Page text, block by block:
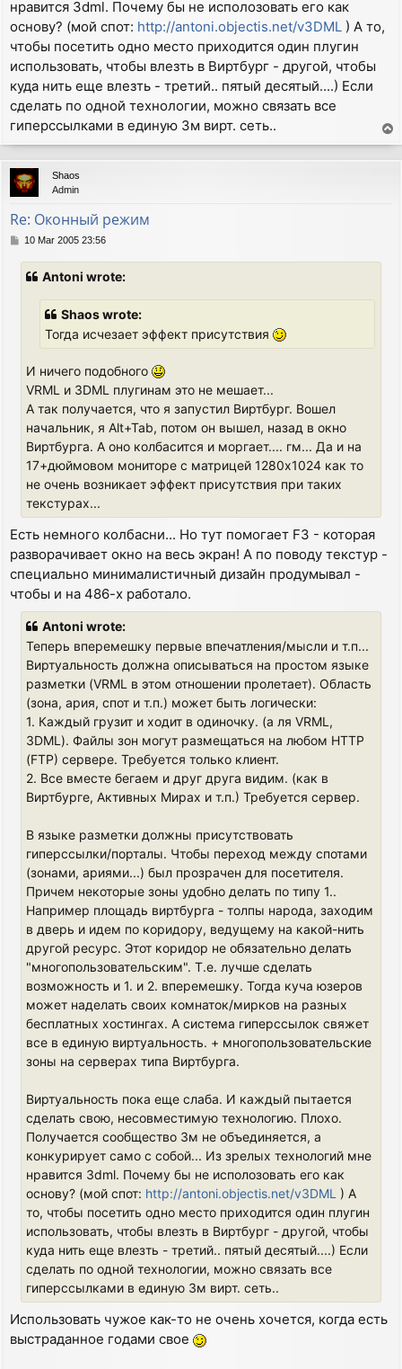
нравится 3dml. Почему бы не исполозовать его как
основу? (мой спот: http://antoni.objectis.net/v3DML ) А то,
чтобы посетить одно место приходится один плугин
использовать, чтобы влезть в Виртбург - другой, чтобы
куда нить еще влезть - третий.. пятый десятый....) Если
сделать по одной технологии, можно связать все
гиперссылками в единую 3м вирт. сеть..
o
p
Shaos
Admin
Re: Оконный режим
P10 Mar 2005 23:56
Antoni wrote:
Shaos wrote:
Тогда исчезает эффект присутствия
И ничего подобного
VRML и 3DML плугинам это не мешает...
А так получается, что я запустил Виртбург. Вошел
начальник, я Alt+Tab, потом он вышел, назад в окно
Виртбурга. А оно колбасится и моргает.... гм... Да и на
17+дюймовом мониторе с матрицей 1280х1024 как то
не очень возникает эффект присутствия при таких
текстурах...
Есть немного колбасни... Но тут помогает F3 - которая
разворачивает окно на весь экран! А по поводу текстур -
специально минималистичный дизайн продумывал -
чтобы и на 486-х работало.
Antoni wrote:
Теперь вперемешку первые впечатления/мысли и т.п...
Виртуальность должна описываться на простом языке
разметки (VRML в этом отношении пролетает). Область
(зона, ария, спот и т.п.) может быть логически:
1. Каждый грузит и ходит в одиночку. (а ля VRML,
3DML). Файлы зон могут размещаться на любом HTTP
(FTP) сервере. Требуется только клиент.
2. Все вместе бегаем и друг друга видим. (как в
Виртбурге, Активных Мирах и т.п.) Требуется сервер.
В языке разметки должны присутствовать
гиперссылки/порталы. Чтобы переход между спотами
(зонами, ариями...) был прозрачен для посетителя.
Причем некоторые зоны удобно делать по типу 1..
Например площадь виртбурга - толпы народа, заходим
в дверь и идем по коридору, ведущему на какой-нить
другой ресурс. Этот коридор не обязательно делать
"многопользовательским". Т.е. лучше сделать
возможность и 1. и 2. вперемешку. Тогда куча юзеров
может наделать своих комнаток/мирков на разных
бесплатных хостингах. А система гиперссылок свяжет
все в единую виртуальность. + многопользовательские
зоны на серверах типа Виртбурга.
Виртуальность пока еще слаба. И каждый пытается
сделать свою, несовместимую технологию. Плохо.
Получается сообщество 3м не объединяется, а
конкурирует само с собой... Из зрелых технологий мне
нравится 3dml. Почему бы не исполозовать его как
основу? (мой спот: http://antoni.objectis.net/v3DML ) А
то, чтобы посетить одно место приходится один плугин
использовать, чтобы влезть в Виртбург - другой, чтобы
куда нить еще влезть - третий.. пятый десятый....) Если
сделать по одной технологии, можно связать все
гиперссылками в единую 3м вирт. сеть..
Использовать чужое как-то не очень хочется, когда есть
выстраданное годами свое